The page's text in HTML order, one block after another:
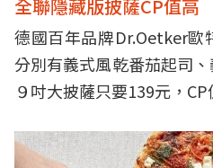
全聯隱藏版披薩CP值高
德國百年品牌Dr.Oetker歐
分別有義式風乾番茄起司
９吋大披薩只要139元，CP